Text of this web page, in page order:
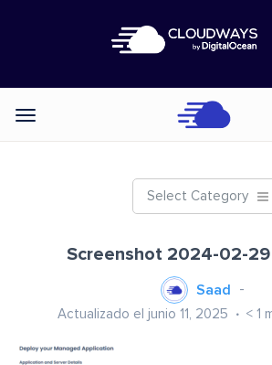
Categories
Select Category
Screenshot 2024-02-
Saad
Actualizado el junio 11, 2025 < 1